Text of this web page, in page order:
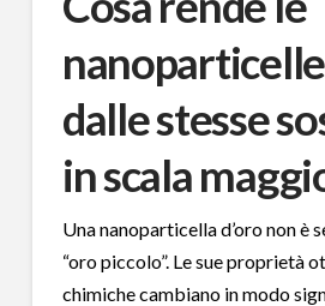
dalle stesse
in scala
Una nanoparticella d’oro non è
“oro piccolo”. Le sue proprietà
chimiche cambiano in modo